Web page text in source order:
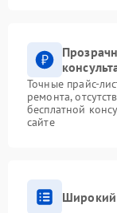
Точные прайс-
ремонта,
бесплатной
сайте
Широкий